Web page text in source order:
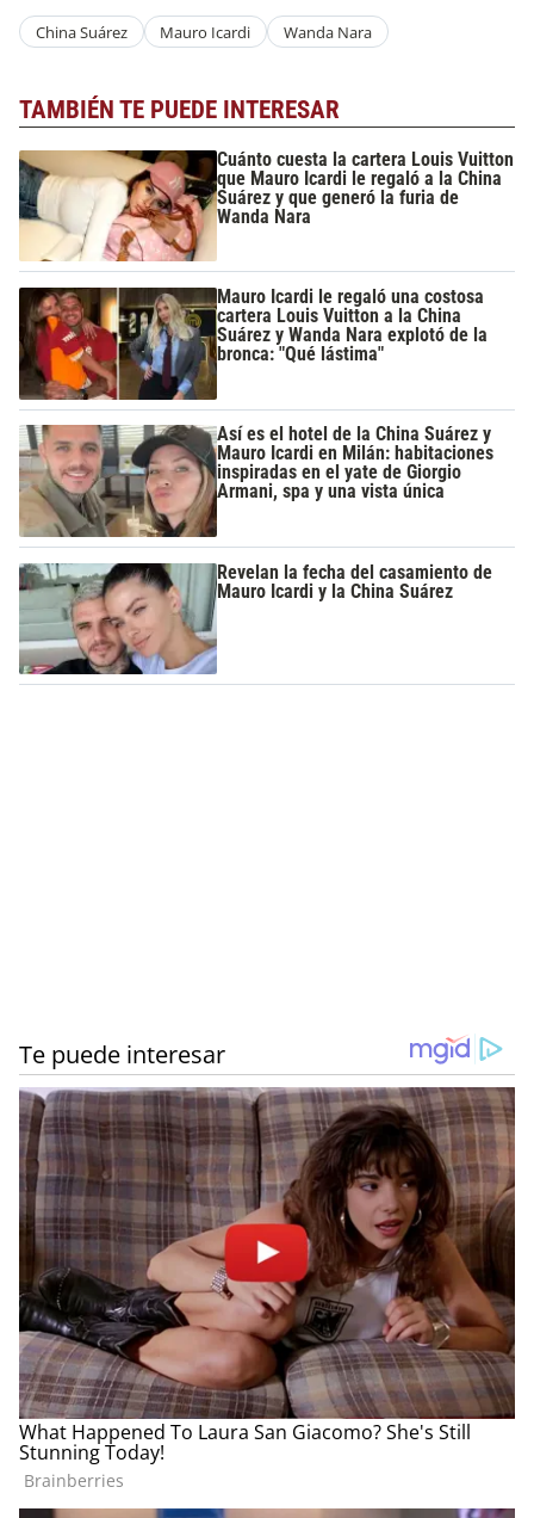
China Suárez Mauro Icardi Wanda Nara
TAMBIÉN TE PUEDE INTERESAR
Cuánto cuesta la cartera Louis Vuitton
que Mauro Icardi le regaló a la China
Suárez y que generó la furia de
Wanda Nara
Mauro Icardi le regaló una costosa
cartera Louis Vuitton a la China
Suárez y Wanda Nara explotó de la
bronca: "Qué lástima"
Así es el hotel de la China Suárez y
Mauro Icardi en Milán: habitaciones
inspiradas en el yate de Giorgio
Armani, spa y una vista única
Revelan la fecha del casamiento de
Mauro Icardi y la China Suárez